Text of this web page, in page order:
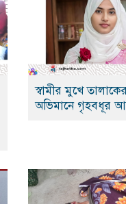
স্বামীর মুখে
অভিমানে গৃহবধূর